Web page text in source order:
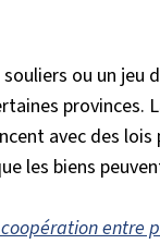
ou un jeu
provinces.
avec des
les biens
entre